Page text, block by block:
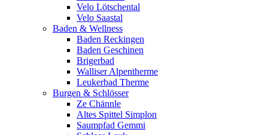
Velo Lötschental
Velo Saastal
Baden & Wellness
Baden Reckingen
Baden Geschinen
Brigerbad
Walliser Alpentherme
Leukerbad Therme
Burgen & Schlösser
Ze Chännle
Altes Spittel Simplon
Saumpfad Gemmi